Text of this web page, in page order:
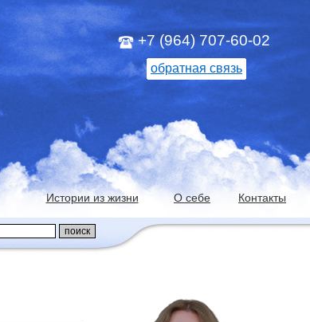
+7 (964) 707-60-02
обратная связь
Истории из жизни О себе Контакты